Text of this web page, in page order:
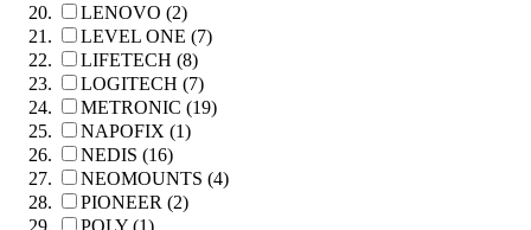
LENOVO (2)
LEVEL ONE (7)
LIFETECH (8)
LOGITECH (7)
METRONIC (19)
NAPOFIX (1)
NEDIS (16)
NEOMOUNTS (4)
PIONEER (2)
POLY (1)